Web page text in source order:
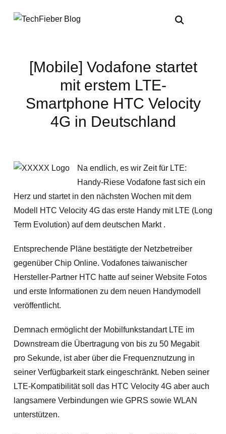
[Mobile] Vodafone startet
mit erstem LTE-
Smartphone HTC Velocity
4G in Deutschland
Na endlich, es wir Zeit für LTE:
Handy-Riese Vodafone fast sich ein
Herz und startet in den nächsten Wochen mit dem
Modell HTC Velocity 4G das erste Handy mit LTE (Long
Term Evolution) auf dem deutschen Markt .
Entsprechende Pläne bestätigte der Netzbetreiber
gegenüber Chip Online. Vodafones taiwanischer
Hersteller-Partner HTC hatte auf seiner Website Fotos
und erste Informationen zu dem neuen Handymodell
veröffentlicht.
Demnach ermöglicht der Mobilfunkstandart LTE im
Downstream die Übertragung von bis zu 50 Megabit
pro Sekunde, ist aber über die Frequenznutzung in
seiner Verfügbarkeit stark eingeschränkt. Neben seiner
LTE-Kompatibilität soll das HTC Velocity 4G aber auch
langsamere Verbindungen wie GPRS sowie WLAN
unterstützen.